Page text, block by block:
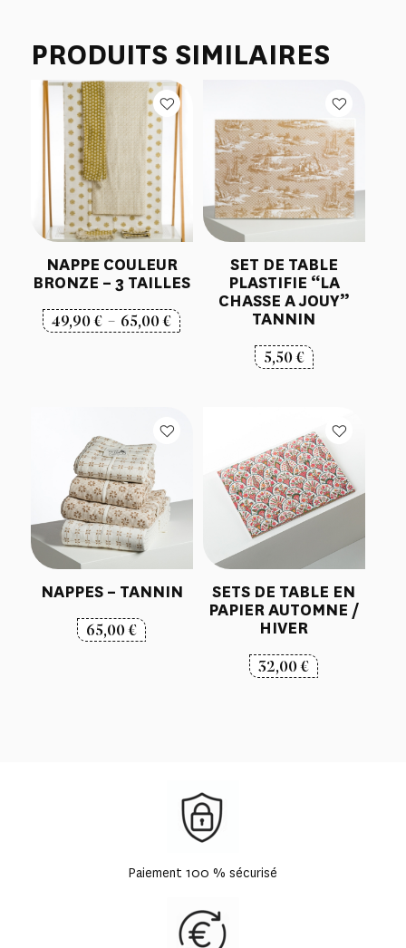
PRODUITS SIMILAIRES
NAPPE COULEUR
BRONZE – 3 TAILLES
49,90€ – 65,00€Plage
65,00 €
SET DE TABLE
PLASTIFIE “LA
CHASSE A JOUY”
TANNIN
5,50€
NAPPES – TANNIN
65,00€
SETS DE TABLE EN
PAPIER AUTOMNE /
HIVER
32,00€
Paiement 100 % sécurisé